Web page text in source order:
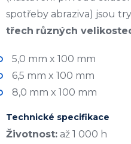
spotřeby abraziva) jsou
třech různých
5,0 mm x 100 mm
6,5 mm x 100 mm
8,0 mm x 100 mm
Technické specifikace
Životnost: až 1 000 h